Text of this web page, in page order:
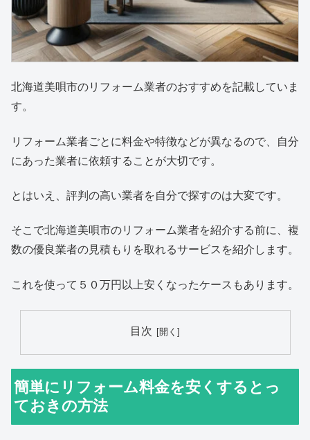
北海道美唄市のリフォーム業者のおすすめを記載していま
す。
リフォーム業者ごとに料金や特徴などが異なるので、自分
にあった業者に依頼することが大切です。
とはいえ、評判の高い業者を自分で探すのは大変です。
そこで北海道美唄市のリフォーム業者を紹介する前に、複
数の優良業者の見積もりを取れるサービスを紹介します。
これを使って５０万円以上安くなったケースもあります。
目次
簡単にリフォーム料金を安くするとっ
ておきの方法